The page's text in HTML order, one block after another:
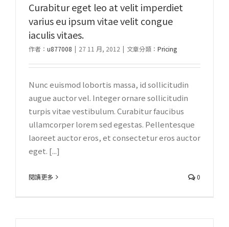
Curabitur eget leo at velit imperdiet
varius eu ipsum vitae velit congue
iaculis vitaes.
作者： u877008 | 27 11 月, 2012 | 文章分類： Pricing
Nunc euismod lobortis massa, id sollicitudin
augue auctor vel. Integer ornare sollicitudin
turpis vitae vestibulum. Curabitur faucibus
ullamcorper lorem sed egestas. Pellentesque
laoreet auctor eros, et consectetur eros auctor
eget. [...]
閱讀更多 0